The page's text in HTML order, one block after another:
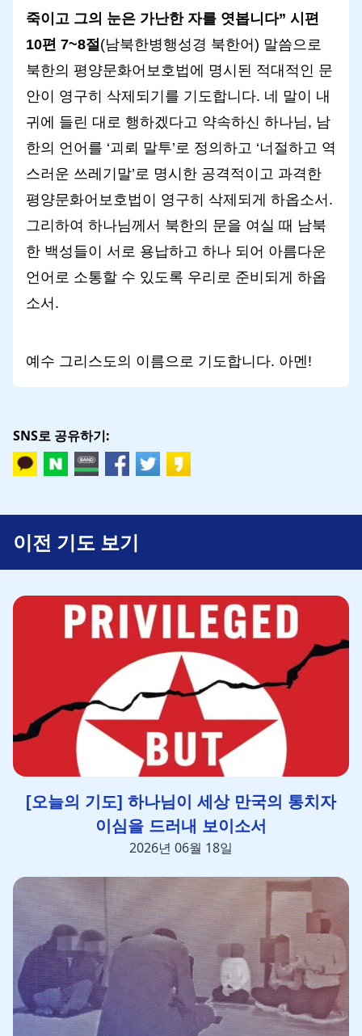
죽이고 그의 눈은 가난한 자를 엿봅니다” 시편
10편 7~8절(남북한병행성경 북한어) 말씀으로
북한의 평양문화어보호법에 명시된 적대적인 문
안이 영구히 삭제되기를 기도합니다. 네 말이 내
귀에 들린 대로 행하겠다고 약속하신 하나님, 남
한의 언어를 ‘괴뢰 말투’로 정의하고 ‘너절하고 역
스러운 쓰레기말’로 명시한 공격적이고 과격한
평양문화어보호법이 영구히 삭제되게 하옵소서.
그리하여 하나님께서 북한의 문을 여실 때 남북
한 백성들이 서로 용납하고 하나 되어 아름다운
언어로 소통할 수 있도록 우리로 준비되게 하옵
소서.
예수 그리스도의 이름으로 기도합니다. 아멘!
SNS로 공유하기:
이전 기도 보기
[오늘의 기도] 하나님이 세상 만국의 통치자
이심을 드러내 보이소서
2026년 06월 18일